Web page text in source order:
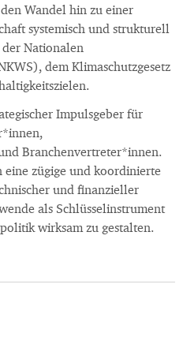
Wandel hin zu einer
systemisch und strukturell
Nationalen
dem Klimaschutzgesetz
Impulsgeber für
Branchenvertreter*innen.
zügige und koordinierte
und finanzieller
als Schlüsselinstrument
wirksam zu gestalten.